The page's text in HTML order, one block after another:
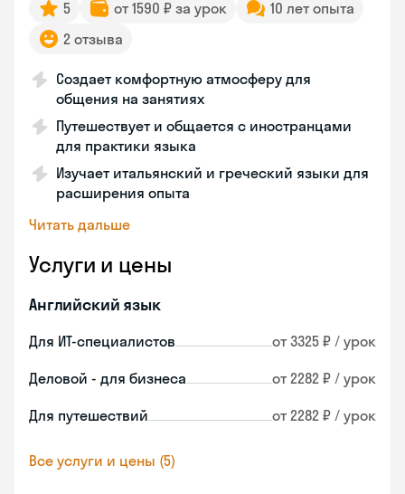
5 от 1590 ₽ за урок
10 лет опыта
2 отзыва
Создает комфортную атмосферу для
общения на занятиях
Путешествует и общается с иностранцами
для практики языка
Изучает итальянский и греческий языки для
расширения опыта
Читать дальше
Услуги и цены
Английский язык
Для ИТ-специалистов от 3325 ₽ / урок
Деловой - для бизнеса от 2282 ₽ / урок
Для путешествий от 2282 ₽ / урок
Все услуги и цены (5)